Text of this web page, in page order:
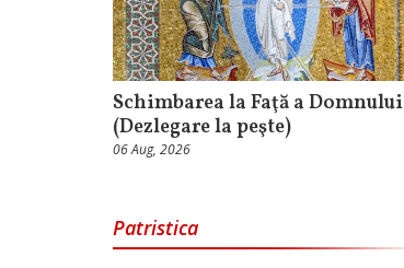
Schimbarea la Faţă a Domnului
(Dezlegare la peşte)
06 Aug, 2026
Patristica